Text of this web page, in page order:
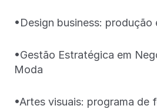
•Design business: produção
•Gestão Estratégica em
Moda
•Artes visuais: programa de